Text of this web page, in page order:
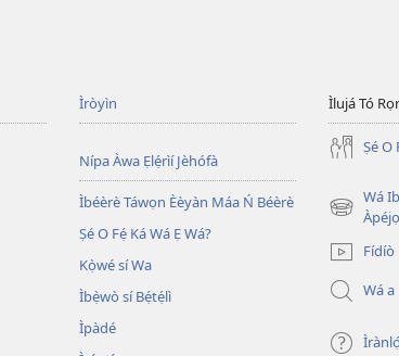
Ìròyìn
Nípa Àwa Ẹlẹ́rìí Jèhófà
Ìbéèrè Táwọn Èèyàn Máa Ń Béèrè
Ṣé O Fẹ́ Ká Wá Ẹ Wá?
Kọ̀wé sí Wa
Ìbẹ̀wò sí Bẹ́tẹ́lì
Ìpàdé
Ìlujá Tó
Ṣé O
Wá
(opens
window)
Fídíò
Wá a